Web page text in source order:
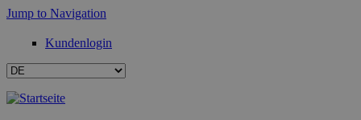
Jump to Navigation
Kundenlogin